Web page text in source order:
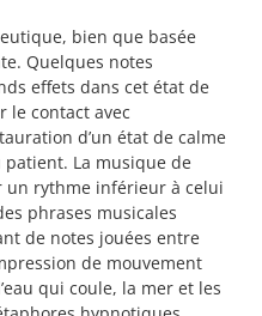
bien que basée
Quelques notes
effets dans cet état de
le contact avec
d’un état de calme
patient. La musique de
un rythme inférieur à celui
phrases musicales
de notes jouées entre
de mouvement
qui coule, la mer et les